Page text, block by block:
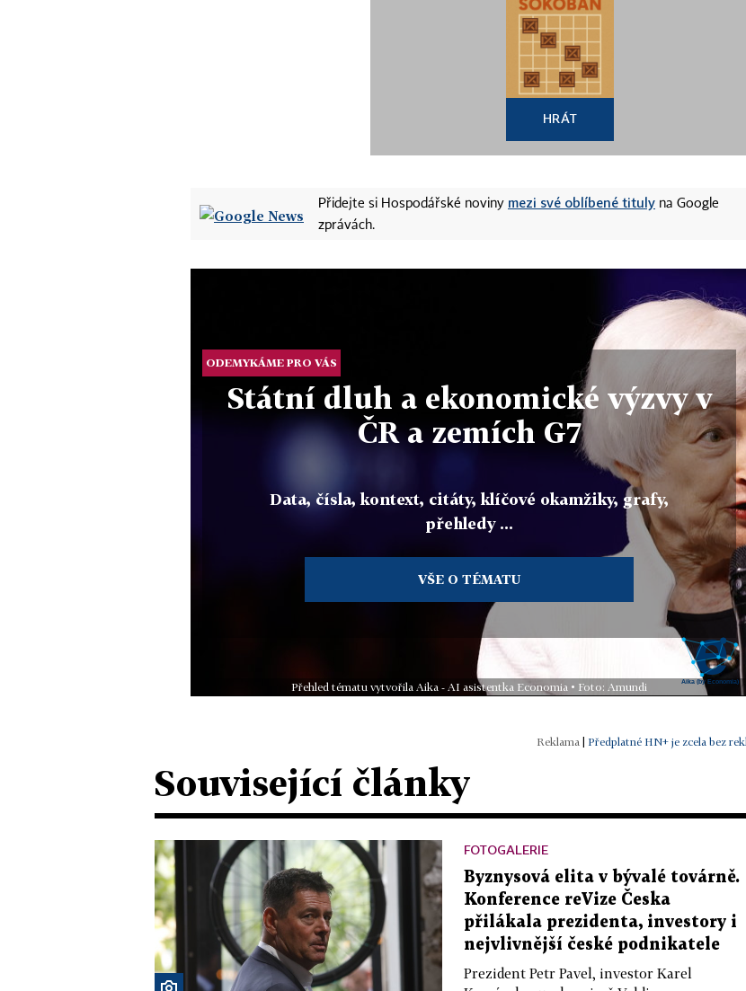
HRÁT
Přidejte si Hospodářské noviny mezi své oblíbené tituly na Google
zprávách.
ODEMYKÁME PRO VÁS
Státní dluh a ekonomické výzvy v
ČR a zemích G7
Data, čísla, kontext, citáty, klíčové okamžiky, grafy,
přehledy ...
VŠE O TÉMATU
Přehled tématu vytvořila Aika - AI asistentka Economia • Foto: Amundi
Předplatné HN+ je zcela bez
Související články
FOTOGALERIE
Byznysová elita v bývalé továrně.
Konference reVize Česka
přilákala prezidenta, investory i
nejvlivnější české podnikatele
Prezident Petr Pavel, investor Karel